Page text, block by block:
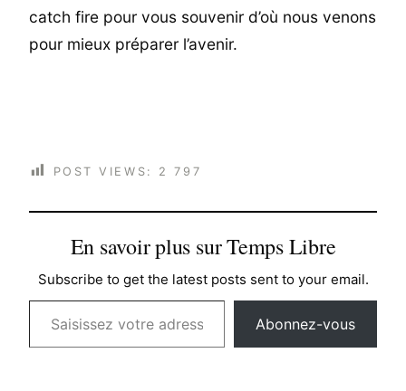
catch fire pour vous souvenir d’où nous venons
pour mieux préparer l’avenir.
POST VIEWS: 2 797
En savoir plus sur Temps Libre
Subscribe to get the latest posts sent to your email.
Saisissez votre adresse e-mail…
Abonnez-vous